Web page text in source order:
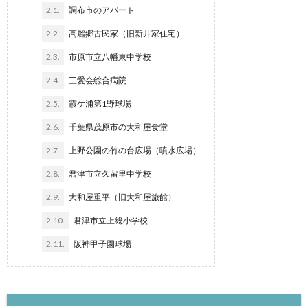
2.1. 調布市のアパート
2.2. 高麗郷古民家（旧新井家住宅）
2.3. 市原市立八幡東中学校
2.4. 三愛会総合病院
2.5. 霞ケ浦第1野球場
2.6. 千葉県茂原市の大和屋食堂
2.7. 上野公園の竹の台広場（噴水広場）
2.8. 君津市立久留里中学校
2.9. 大和屋重平（旧大和屋旅館）
2.10. 君津市立上総小学校
2.11. 阪神甲子園球場